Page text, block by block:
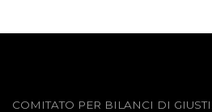
COMITATO PER BILANCI DI